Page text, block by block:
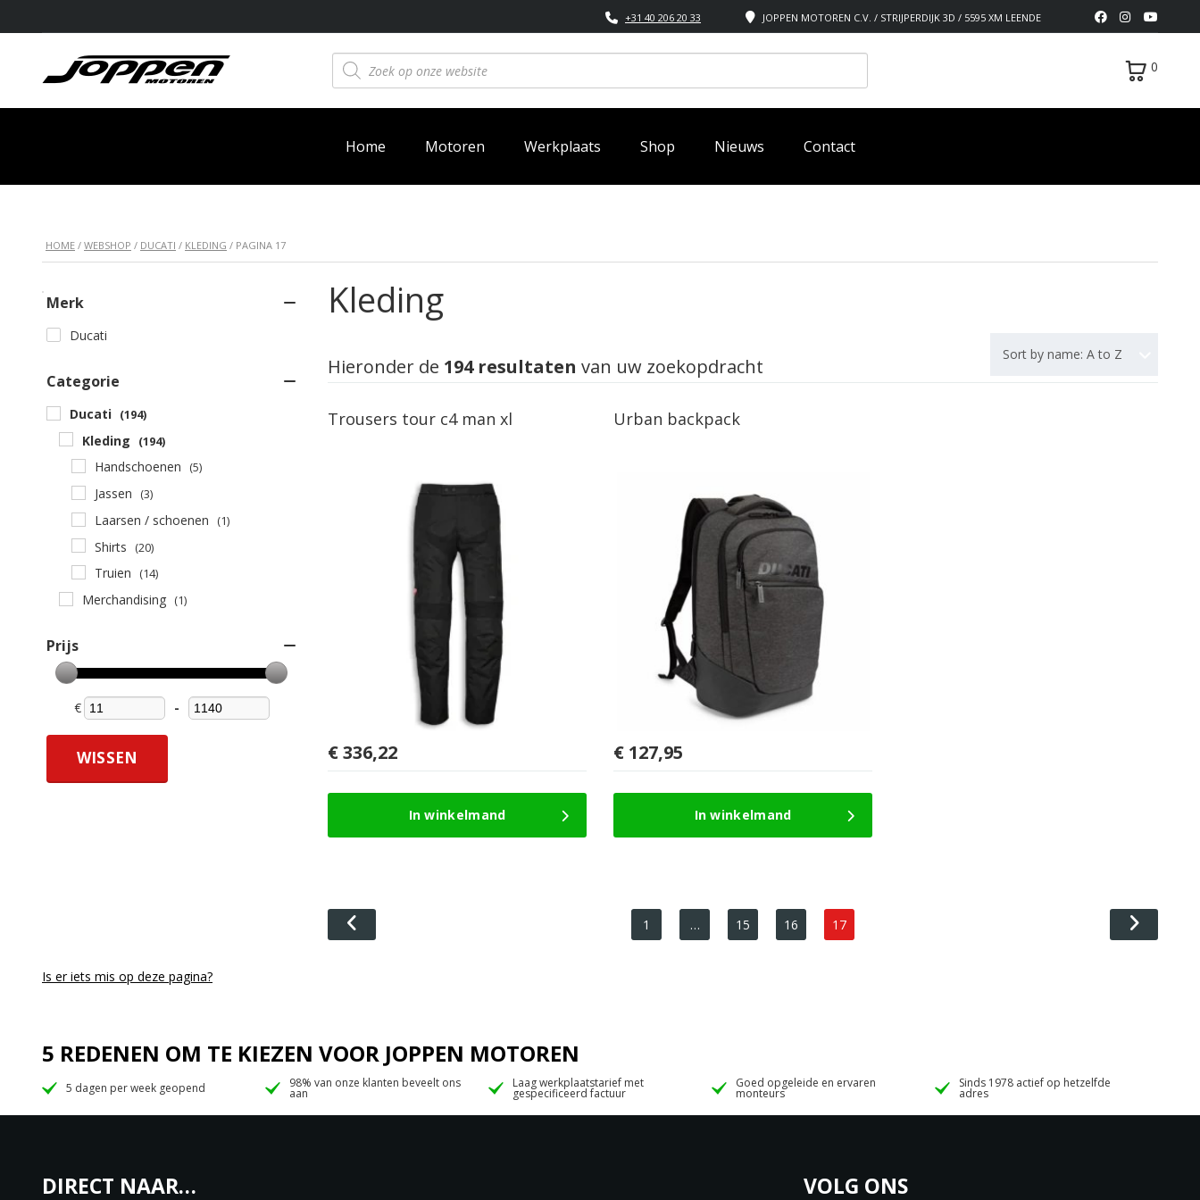
JOPPEN MOTOREN C.V. / STRIJPERDIJK 3D / 5595 XM LEENDE
+31 40 206 20 33
Producten
zoeken 0
Home Motoren Werkplaats Shop Nieuws Contact
HOME / WEBSHOP / DUCATI / KLEDING / PAGINA 17
Kleding
Hieronder de 194 resultaten van uw zoekopdracht
Sort by name: A to Z
Trousers tour c4 man xl
€336,22
In winkelmand
Urban backpack
€127,95
In winkelmand
1 … 15 16 17
Merk
Ducati
Categorie
Ducati (194)
Kleding (194)
Handschoenen (5)
Jassen (3)
Laarsen / schoenen (1)
Shirts (20)
Truien (14)
Merchandising (1)
Prijs
€ Minimum Price
-Maximum Price
WISSEN
Is er iets mis op deze pagina?
5 REDENEN OM TE KIEZEN VOOR JOPPEN MOTOREN
5 dagen per week geopend 98% van onze klanten beveelt ons
aan
Laag werkplaatstarief met
gespecificeerd factuur
Goed opgeleide en ervaren
monteurs
Sinds 1978 actief op hetzelfde
adres
DIRECT NAAR… VOLG ONS